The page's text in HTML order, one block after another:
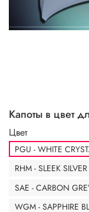
Капоты в цвет
Цвет
PGU - WHITE
RHM - SLEEK SILVER
SAE - CARBON
WGM - SAPPHIRE